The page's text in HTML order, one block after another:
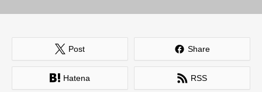
 Post  Share
 Hatena  RSS